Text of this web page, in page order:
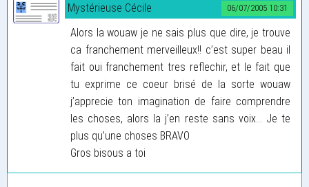
06/07/2005 10:31
Mystérieuse Cécile
Alors la wouaw je ne sais plus que dire, je trouve
ca franchement merveilleux!! c’est super beau il
fait oui franchement tres reflechir, et le fait que
tu exprime ce coeur brisé de la sorte wouaw
j’apprecie ton imagination de faire comprendre
les choses, alors la j’en reste sans voix... Je te
plus qu’une choses BRAVO
Gros bisous a toi